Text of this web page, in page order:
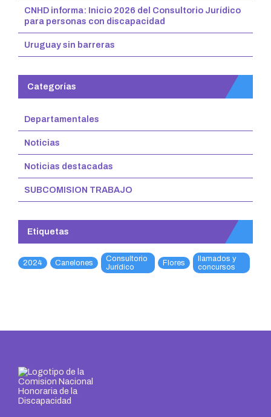
CNHD informa: Inicio 2026 del Consultorio Jurídico
para personas con discapacidad
Uruguay sin barreras
Categorías
Departamentales
Noticias
Noticias destacadas
SUBCOMISION TRABAJO
Etiquetas
2024 Canelones
Consultorio
Jurídico
Flores
llamados y
concursos